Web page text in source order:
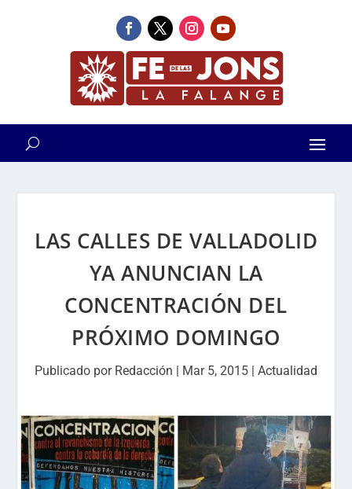
LAS CALLES DE VALLADOLID
YA ANUNCIAN LA
CONCENTRACIÓN DEL
PRÓXIMO DOMINGO
Publicado por Redacción | Mar 5, 2015 | Actualidad